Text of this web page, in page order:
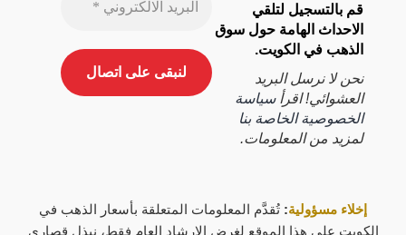
قم بالتسجيل لتلقي
الاحداث الهامة حول سوق
الذهب في الكويت.
نحن لا نرسل البريد
العشوائي! اقرأسياسة
الخصوصية الخاصة بنا
لمزيد من المعلومات.
إخلاء مسؤولية: تُقدَّم المعلومات المتعلقة بأسعار الذهب في
الكويت على هذا الموقع لغرض الإرشاد العام فقط، نبذل قصارى